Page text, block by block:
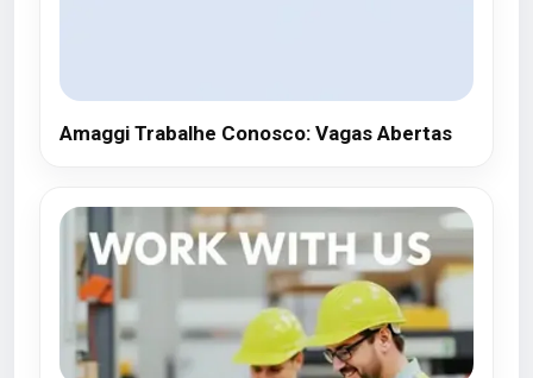
Amaggi Trabalhe Conosco: Vagas Abertas